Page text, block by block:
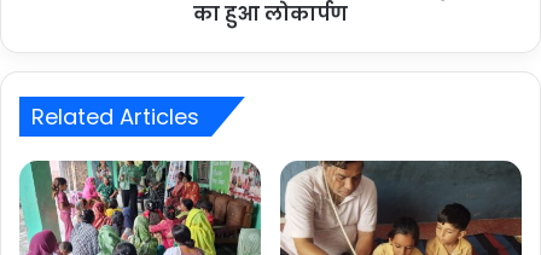
का हुआ लोकार्पण
Related Articles